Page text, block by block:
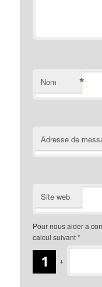
Nom *
Adresse de
Site web
Pour nous aider a
calcul suivant*
+